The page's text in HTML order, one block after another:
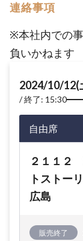
連絡事項
※本社内での
負いかねます
2024/10/12(
終了: 15:30
自由席
２１１２
トストー
広島
販売終了